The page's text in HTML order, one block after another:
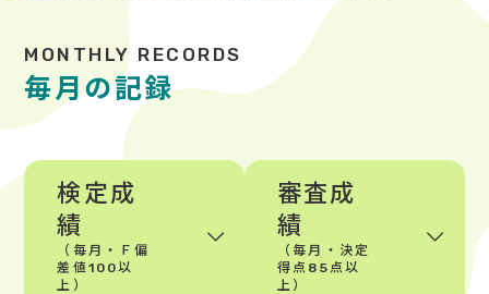
毎月の記録
検定成
績
（毎月・Ｆ偏
差値100以
上）
審査成
績
（毎月・決定
得点85点以
上）